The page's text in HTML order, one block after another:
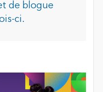
de blogue
ci.